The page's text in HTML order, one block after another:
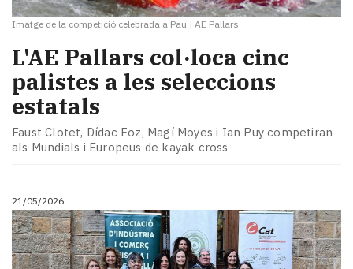
Imatge de la competició celebrada a Pau | AE Pallars
L'AE Pallars col·loca cinc
palistes a les seleccions
estatals
Faust Clotet, Dídac Foz, Magí Moyes i Ian Puy competiran
als Mundials i Europeus de kayak cross
21/05/2026